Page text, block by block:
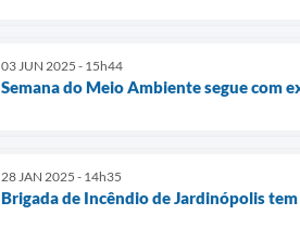
03 JUN 2025 - 15h44
Semana do Meio Ambiente segue com
28 JAN 2025 - 14h35
Brigada de Incêndio de Jardinópolis